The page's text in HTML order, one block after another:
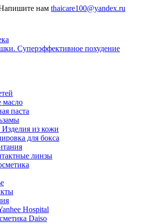
нам thaicare100@yandex.ru
Суперэффективное похудение
масло
паста
из кожи
для бокса
линзы
Hospital
Daiso